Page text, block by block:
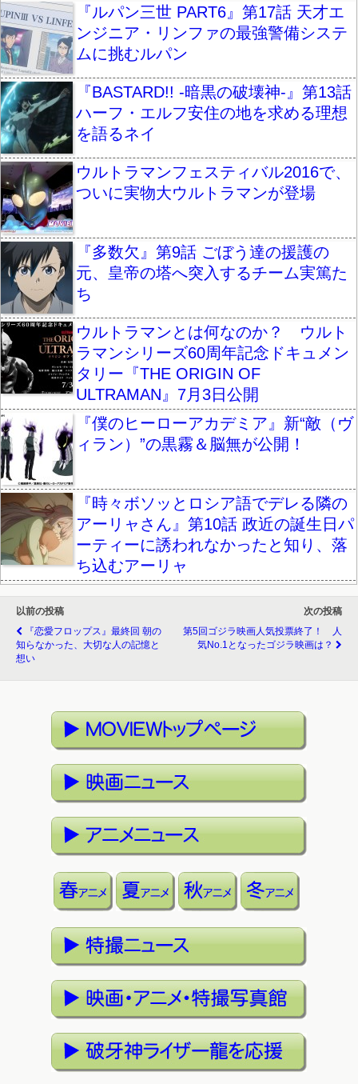
『ルパン三世 PART6』第17話 天才エ
ンジニア・リンファの最強警備システ
ムに挑むルパン
『BASTARD!! -暗黒の破壊神-』第13話
ハーフ・エルフ安住の地を求める理想
を語るネイ
ウルトラマンフェスティバル2016で、
ついに実物大ウルトラマンが登場
『多数欠』第9話 ごぼう達の援護の
元、皇帝の塔へ突入するチーム実篤た
ち
ウルトラマンとは何なのか？ ウルト
ラマンシリーズ60周年記念ドキュメン
タリー『THE ORIGIN OF
ULTRAMAN』7月3日公開
『僕のヒーローアカデミア』新“敵（ヴ
ィラン）”の黒霧＆脳無が公開！
『時々ボソッとロシア語でデレる隣の
アーリャさん』第10話 政近の誕生日パ
ーティーに誘われなかったと知り、落
ち込むアーリャ
以前の投稿
『恋愛フロップス』最終回 朝の
知らなかった、大切な人の記憶と
想い
次の投稿
第5回ゴジラ映画人気投票終了！ 人
気No.1となったゴジラ映画は？